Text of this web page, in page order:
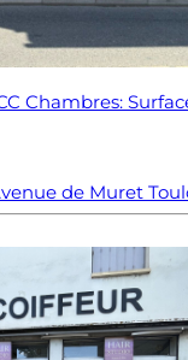
Chambres:
de Muret